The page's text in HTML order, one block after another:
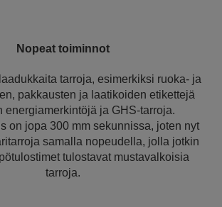
Nopeat toiminnot
tarroja, esimerkiksi ruoka- ja
pakkausten ja laatikoiden etikettejä
energiamerkintöjä ja GHS-tarroja.
on jopa 300 mm sekunnissa, joten nyt
samalla nopeudella, jolla jotkin
tulostavat mustavalkoisia
tarroja.